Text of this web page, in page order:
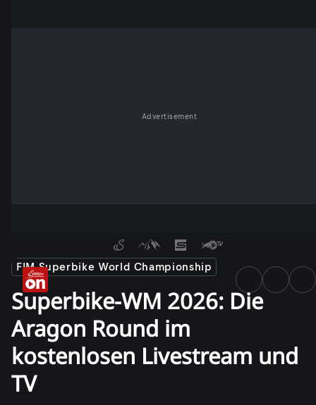
Advertisement
FIM Superbike World Championship
Superbike-WM 2026: Die
Aragon Round im
kostenlosen Livestream und
TV